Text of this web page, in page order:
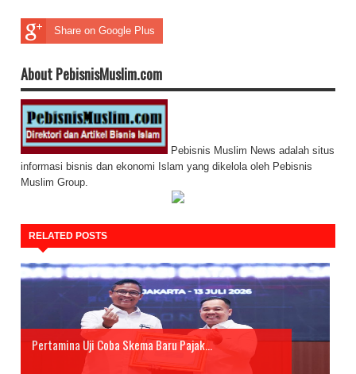
Share on Google Plus
About PebisnisMuslim.com
Pebisnis Muslim News adalah situs
informasi bisnis dan ekonomi Islam yang dikelola oleh Pebisnis
Muslim Group.
RELATED POSTS
Pertamina Uji Coba Skema Baru Pajak...